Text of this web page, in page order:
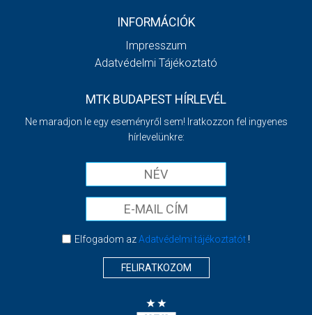
INFORMÁCIÓK
Impresszum
Adatvédelmi Tájékoztató
MTK BUDAPEST HÍRLEVÉL
Ne maradjon le egy eseményről sem! Iratkozzon fel ingyenes
hírlevelünkre:
Elfogadom azAdatvédelmi tájékoztatót!
FELIRATKOZOM